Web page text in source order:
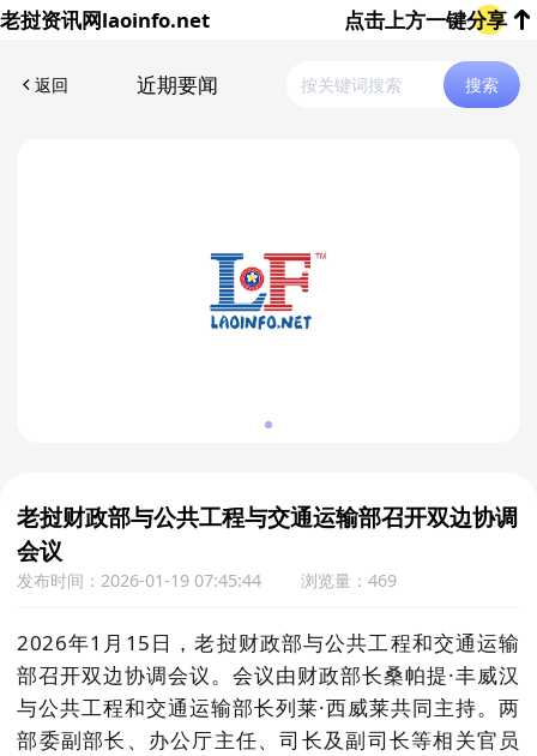
老挝资讯网laoinfo.net 点击上方一键分享
返回 近期要闻 搜索
老挝财政部与公共工程与交通运输部召开双边协调
会议
发布时间：2026-01-19 07:45:44 浏览量：469
2026年1月15日，老挝财政部与公共工程和交通运输
部召开双边协调会议。会议由财政部长桑帕提·丰威汉
与公共工程和交通运输部长列莱·西威莱共同主持。两
部委副部长、办公厅主任、司长及副司长等相关官员